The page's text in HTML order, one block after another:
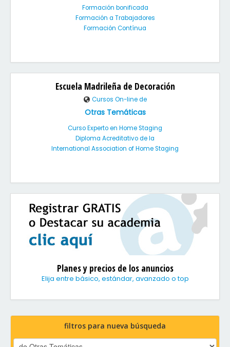
Formación bonificada
Formación a Trabajadores
Formación Contínua
Escuela Madrileña de Decoración
Cursos On-line de
Otras Temáticas
Curso Experto en Home Staging
Diploma Acreditativo de la
International Association of Home Staging
Planes y precios de los anuncios
Elija entre básico, estándar, avanzado o top
filtros para nueva búsqueda